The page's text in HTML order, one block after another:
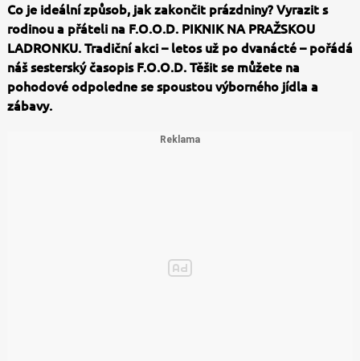
Co je ideální způsob, jak zakončit prázdniny? Vyrazit s
rodinou a přáteli na F.O.O.D. PIKNIK NA PRAŽSKOU
LADRONKU. Tradiční akci – letos už po dvanácté – pořádá
náš sesterský časopis F.O.O.D. Těšit se můžete na
pohodové odpoledne se spoustou výborného jídla a
zábavy.